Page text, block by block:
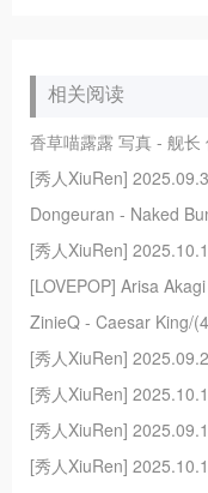
相关阅读
香草喵露露 写真 - 舰长
[秀人XiuRen]
Dongeuran - Naked
[秀人XiuRen]
[LOVEPOP] Arisa
ZinieQ - Caesar King/
[秀人XiuRen]
[秀人XiuRen]
[秀人XiuRen]
[秀人XiuRen]